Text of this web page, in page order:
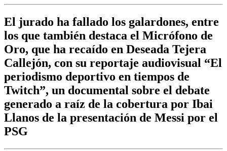
El jurado ha fallado los galardones, entre
los que también destaca el Micrófono de
Oro, que ha recaído en Deseada Tejera
Callejón, con su reportaje audiovisual “El
periodismo deportivo en tiempos de
Twitch”, un documental sobre el debate
generado a raíz de la cobertura por Ibai
Llanos de la presentación de Messi por el
PSG